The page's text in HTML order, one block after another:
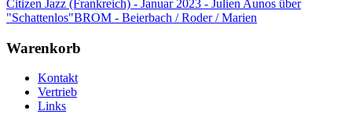
Citizen Jazz (Frankreich) - Januar 2023 - Julien Aunos über
"Schattenlos"BROM - Beierbach / Roder / Marien
Warenkorb
Kontakt
Vertrieb
Links